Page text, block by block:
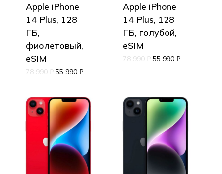
Apple iPhone
14 Plus, 128
ГБ,
фиолетовый,
eSIM
78 990₽ 55 990 ₽
Apple iPhone
14 Plus, 128
ГБ, голубой,
eSIM
78 990₽ 55 990 ₽